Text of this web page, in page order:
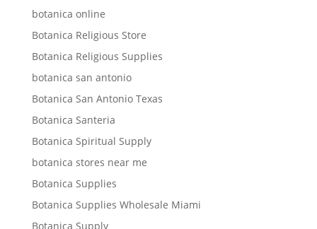
botanica online
Botanica Religious Store
Botanica Religious Supplies
botanica san antonio
Botanica San Antonio Texas
Botanica Santeria
Botanica Spiritual Supply
botanica stores near me
Botanica Supplies
Botanica Supplies Wholesale Miami
Botanica Supply